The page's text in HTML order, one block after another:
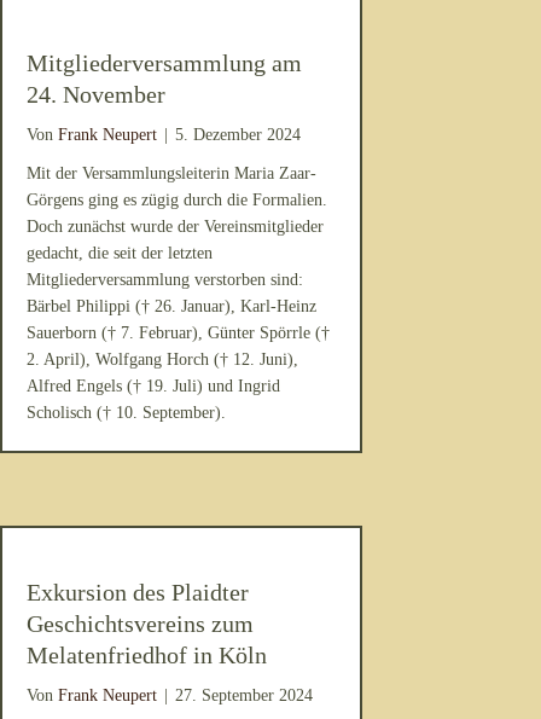
Mitgliederversammlung am
24. November
Von Frank Neupert 5. Dezember 2024
Mit der Versammlungsleiterin Maria Zaar-
Görgens ging es zügig durch die Formalien.
Doch zunächst wurde der Vereinsmitglieder
gedacht, die seit der letzten
Mitgliederversammlung verstorben sind:
Bärbel Philippi († 26. Januar), Karl-Heinz
Sauerborn († 7. Februar), Günter Spörrle (†
2. April), Wolfgang Horch († 12. Juni),
Alfred Engels († 19. Juli) und Ingrid
Scholisch († 10. September).
Exkursion des Plaidter
Geschichtsvereins zum
Melatenfriedhof in Köln
Von Frank Neupert 27. September 2024